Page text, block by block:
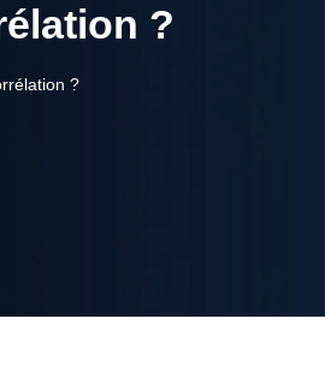
?
?